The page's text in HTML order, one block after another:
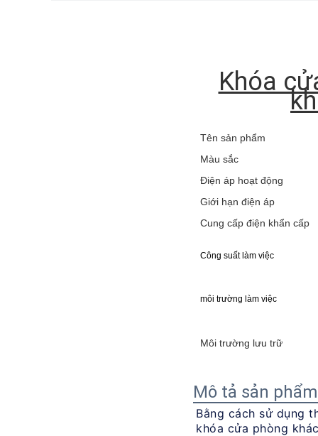
Khóa
Tên sản phẩm
Màu sắc
Điện áp hoạt động
Giới hạn điện áp
Cung cấp điện khẩn cấp
Công suất làm việc
môi trường làm việc
Môi trường lưu trữ
Mô tả sản phẩm
Bằng cách sử dụng
khóa cửa phòng